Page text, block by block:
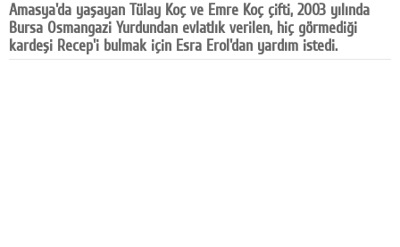
Facebook
Diziler
Amasya'da yaşayan Tülay Koç ve Emre Koç çifti, 2003 yılında
Bursa Osmangazi Yurdundan evlatlık verilen, hiç görmediği
kardeşi Recep'i bulmak için Esra Erol'dan yardım istedi.